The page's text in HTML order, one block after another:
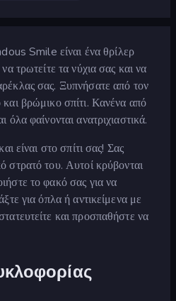
Smile είναι ένα θρίλερ
τρωτείτε τα νύχια σας και να
σας. Ξυπνήσατε από τον
βρώμικο σπίτι. Κανένα από
όλα φαίνονται ανατριχιαστικά.
είναι στο σπίτι σας! Σας
στρατό του. Αυτοί κρύβονται
το φακό σας για να
για όπλα ή αντικείμενα με
και προσπαθήστε να